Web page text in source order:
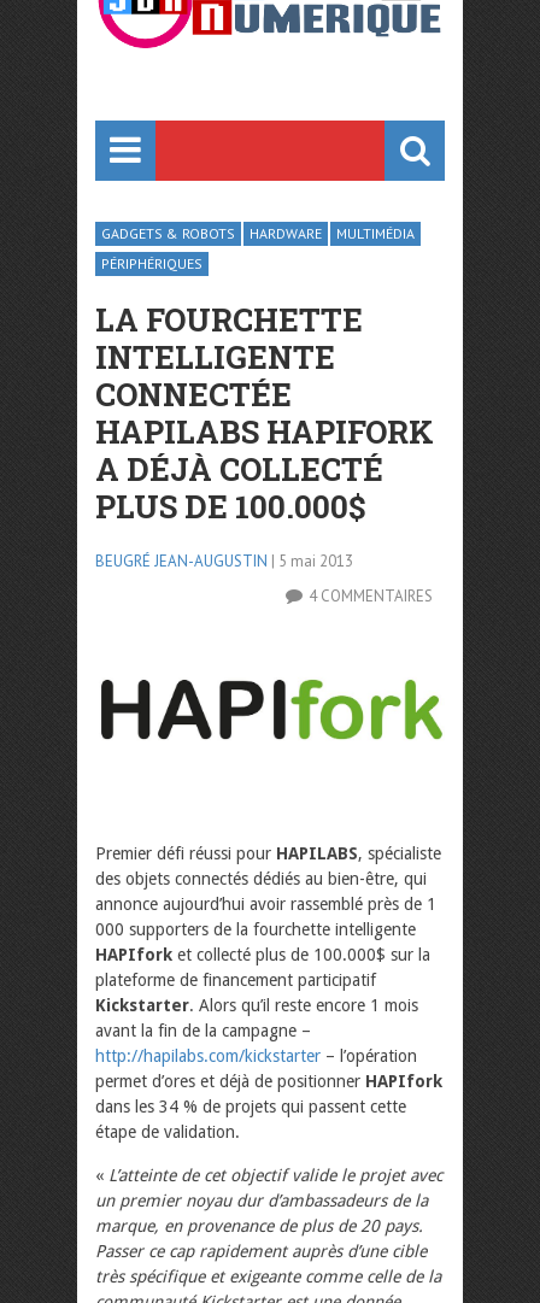
GADGETS & ROBOTS HARDWARE
MULTIMÉDIA
PÉRIPHÉRIQUES
LA FOURCHETTE
INTELLIGENTE
CONNECTÉE
HAPILABS HAPIFORK
A DÉJÀ COLLECTÉ
PLUS DE 100.000$
BEUGRÉ JEAN-AUGUSTIN | 5 mai 2013
4 COMMENTAIRES
Premier défi réussi pour HAPILABS, spécialiste
des objets connectés dédiés au bien-être, qui
annonce aujourd’hui avoir rassemblé près de 1
000 supporters de la fourchette intelligente
HAPIfork et collecté plus de 100.000$ sur la
plateforme de financement participatif
Kickstarter. Alors qu’il reste encore 1 mois
avant la fin de la campagne –
http://hapilabs.com/kickstarter – l’opération
permet d’ores et déjà de positionner HAPIfork
dans les 34 % de projets qui passent cette
étape de validation.
« L’atteinte de cet objectif valide le projet avec
un premier noyau dur d’ambassadeurs de la
marque, en provenance de plus de 20 pays.
Passer ce cap rapidement auprès d’une cible
très spécifique et exigeante comme celle de la